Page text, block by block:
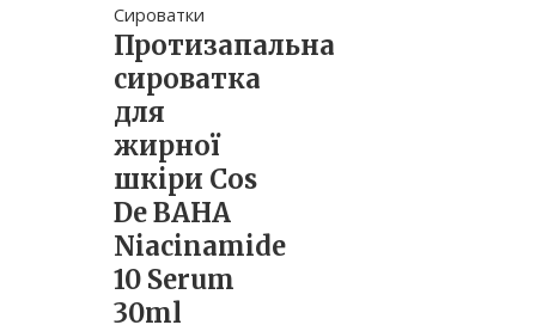
Сироватки
Протизапальна
сироватка
для
жирної
шкіри Cos
De BAHA
Niacinamide
10 Serum
30ml